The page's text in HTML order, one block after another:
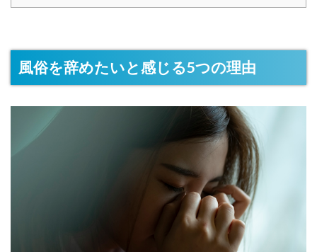
風俗を辞めたいと感じる5つの理由